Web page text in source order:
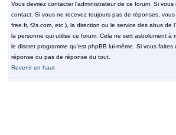
Vous devriez contacter l'administrateur de ce forum. Si
contact. Si vous ne recevez toujours pas de réponses,
free.fr, f2s.com, etc.), la direction ou le service des abus
la personne qui utilise ce forum. Cela ne sert asbolument
le discret programme qu'est phpBB lui-même. Si vous
réponse ou pas de réponse du tout.
Revenir en haut